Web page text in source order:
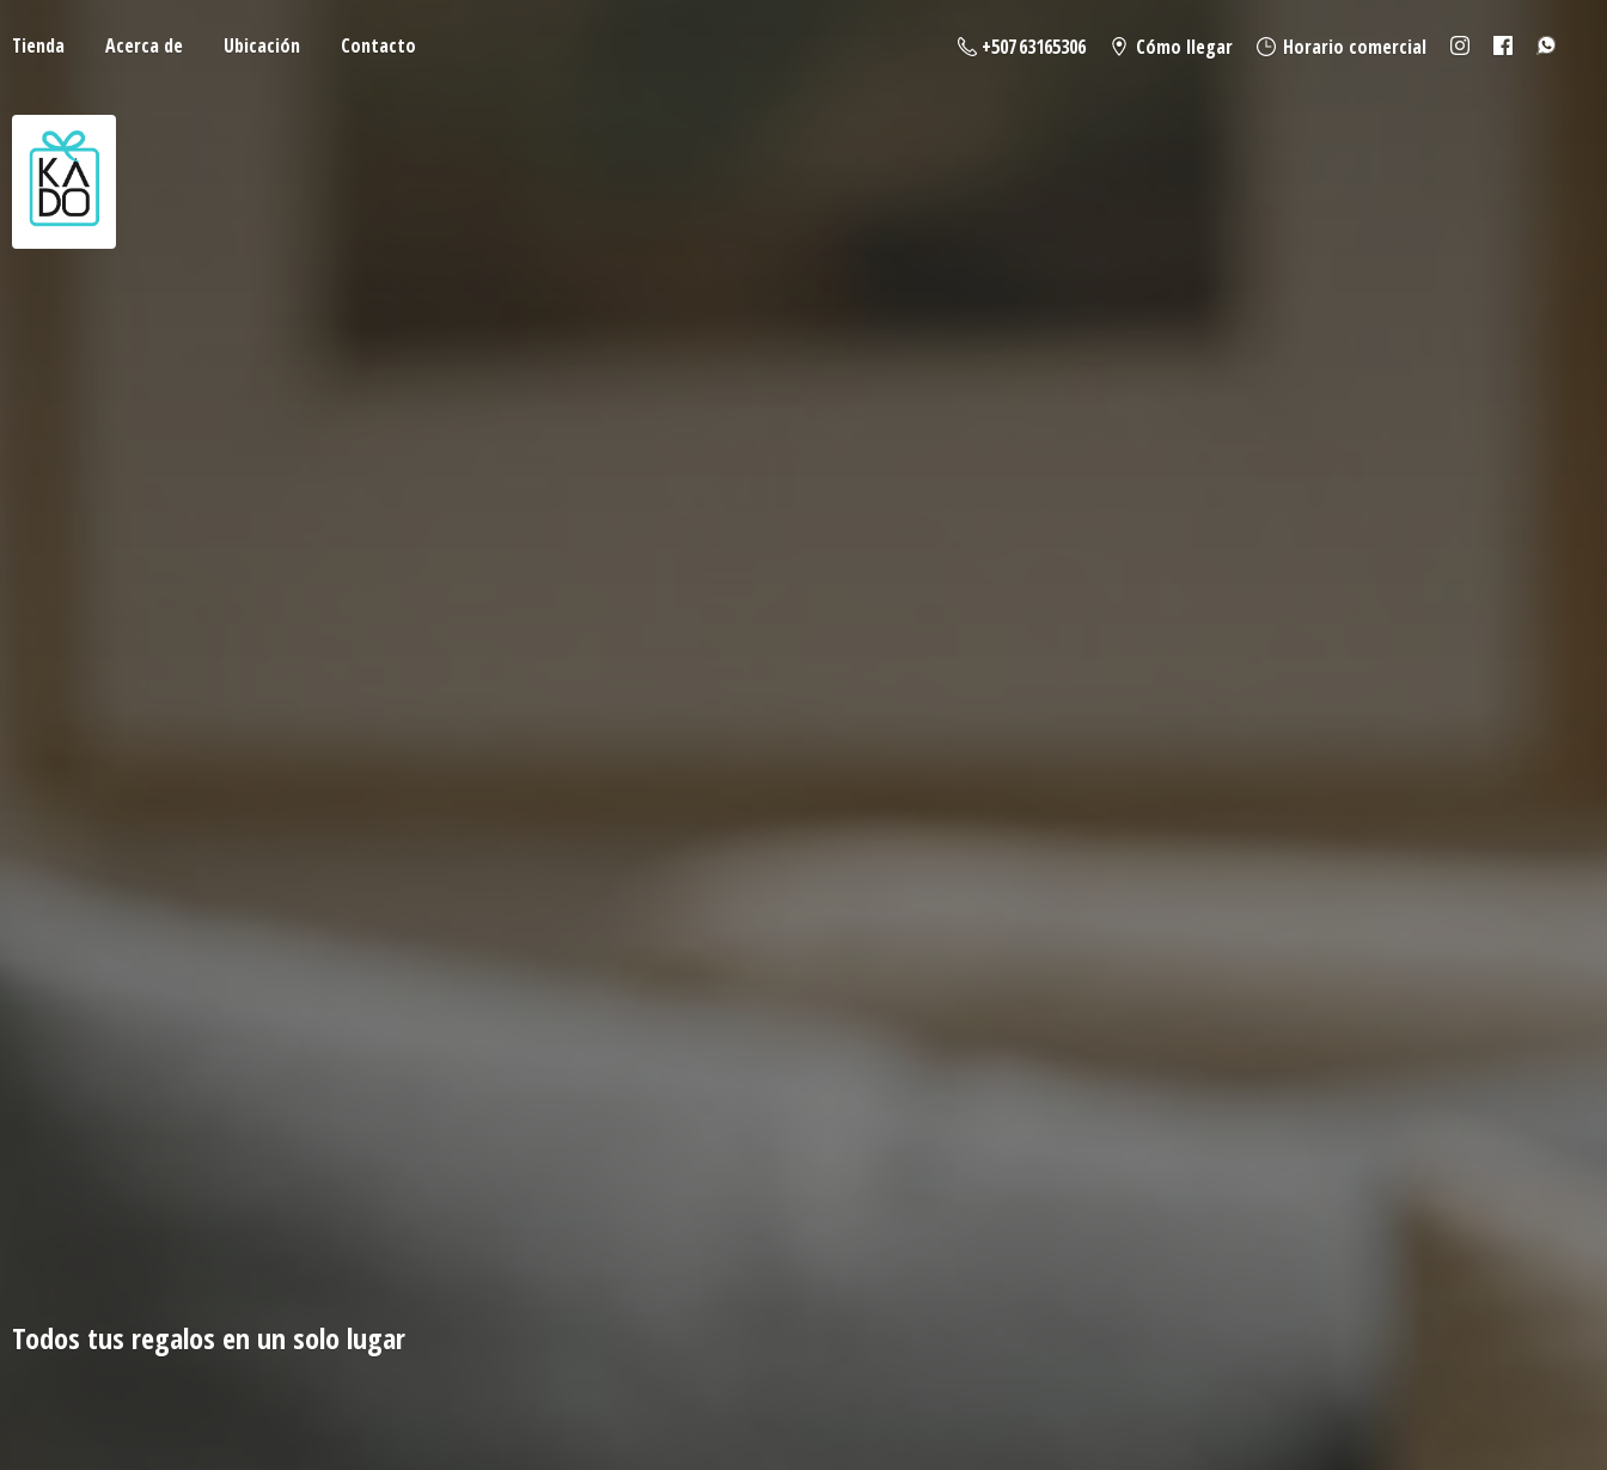
Tienda Acerca de Ubicación Contacto +507 63165306 Cómo llegar Horario comercial
Todos tus regalos en un solo lugar